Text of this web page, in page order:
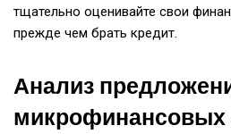
тщательно оценивайте свои
прежде чем брать кредит.
Анализ
микрофинансовых